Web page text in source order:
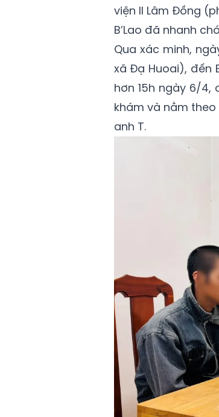
viện II Lâm Đồng
B’Lao đã nhanh
Qua xác minh,
xã Đạ Huoai), đến
hơn 15h ngày 6/4,
khám và nằm
anh T.